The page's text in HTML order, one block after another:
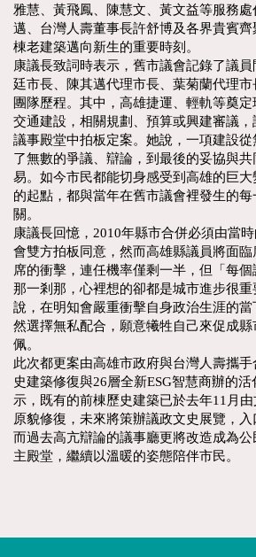
雅慧、黃飛鳳、陳慧文、黃文益等服務
邁、台灣人壽董事長許舒博及各界貴賓
棟老建築邁向新生的重要時刻。
康議長致詞時表示，舊市議會記錄了議
廷市長、陳其邁代理市長、葉菊蘭代理
團隊歷程。其中，高雄捷運、輕軌等奠
交通建設，相關規劃、預算或興建審議
議事殿堂中拍板定案。她說，一項建設
了無數的爭議、辯論，到最後的妥協與
易。如今市民都能切身感受到高雄的巨
的起點，都與當年在舊市議會裡發生的
關。
康議長回憶，2010年縣市合併必須由當
會雙方拍板同意，然而高雄縣議員將面
席的衝擊，連任機率僅剩一半，但「每
那一剎那，心裡想的卻都是城市進步很
說，在明知會嚴重衝擊自身政治生涯的
然選擇無私配合，願意犧牲自己來促成
佩。
此次都更案由高雄市政府與台灣人壽攜
史建築修復與26層全新ESG智慧商辦的
示，既有的前棟歷史建築已於去年11月
原貌修復，未來將策辦議政文史展覽，入
而過去高亢辯論的議事廳更將改造成為
主殿堂，繼續以溫暖的姿態陪伴市民。